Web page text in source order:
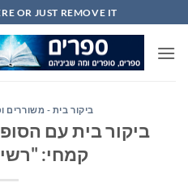
to
content
OR JUST REMOVE IT...
ביקור בית - משוררים
ביקור בית עם
קמחי: